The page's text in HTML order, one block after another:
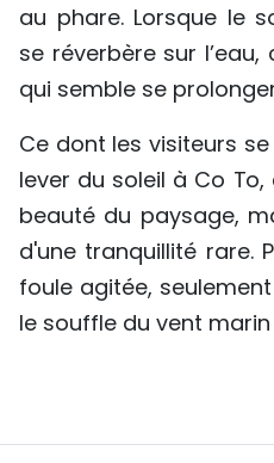
au phare. Lorsque le
se réverbère sur
qui semble se
Ce dont les visiteurs
lever du soleil à Co
beauté du paysage,
d'une tranquillité rare.
foule agitée,
le souffle du vent marin